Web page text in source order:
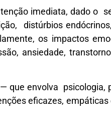
imediata, dado o
distúrbios
os impactos
ansiedade,
que envolva psicologia,
eficazes, empáticas